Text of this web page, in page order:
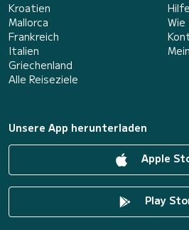
Kroatien
Mallorca
Frankreich
Italien
Griechenland
Alle Reiseziele
Unsere App herunterladen
Apple
Play